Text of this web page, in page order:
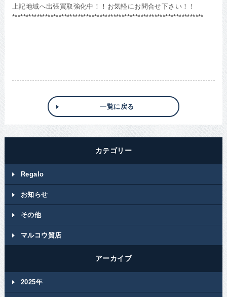
上記地域へ出張買取強化中！！お気軽にお問合せ下さい！！
**********************************************************************
一覧に戻る
カテゴリー
Regalo
お知らせ
その他
マルコウ質店
アーカイブ
2025年